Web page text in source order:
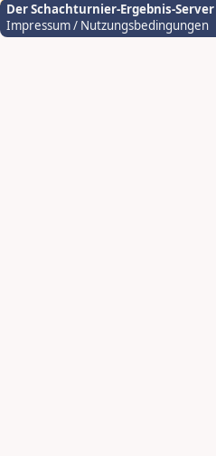
Der Schachturnier-Ergebnis-Server
Impressum / Nutzungsbedingungen